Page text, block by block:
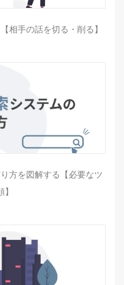
相手の話を切る・削る】
方を図解する【必要なツ